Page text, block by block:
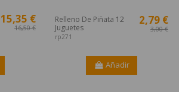
15,35 €
16,50 €
Relleno De Piñata 12
Juguetes
rp271
2,79 €
3,00 €
Añadir